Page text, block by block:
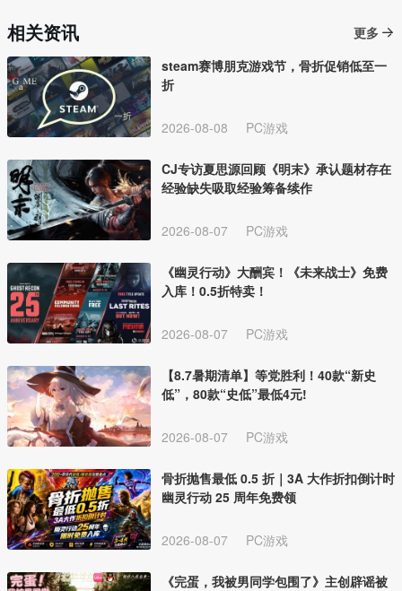
相关资讯
更多
steam赛博朋克游戏节，骨折促销低至一
折
2026-08-08 PC游戏
CJ专访夏思源回顾《明末》承认题材存在
经验缺失吸取经验筹备续作
2026-08-07 PC游戏
《幽灵行动》大酬宾！《未来战士》免费
入库！0.5折特卖！
2026-08-07 PC游戏
【8.7暑期清单】等党胜利！40款“新史
低”，80款“史低”最低4元!
2026-08-07 PC游戏
骨折抛售最低 0.5 折｜3A 大作折扣倒计时
幽灵行动 25 周年免费领
2026-08-07 PC游戏
《完蛋，我被男同学包围了》主创辟谣被